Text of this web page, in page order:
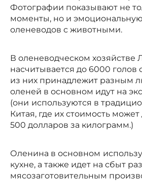
Фотографии показывают не
моменты, но и
оленеводов с животными.
В оленеводческом хозяйстве
насчитывается до 6000 голов
из них принадлежит разным
оленей в основном идут на
(они используются в
Китая, где их стоимость
500 долларов за килограмм.)
Оленина в основном
кухне, а также идет на сбыт
мясозаготовительным